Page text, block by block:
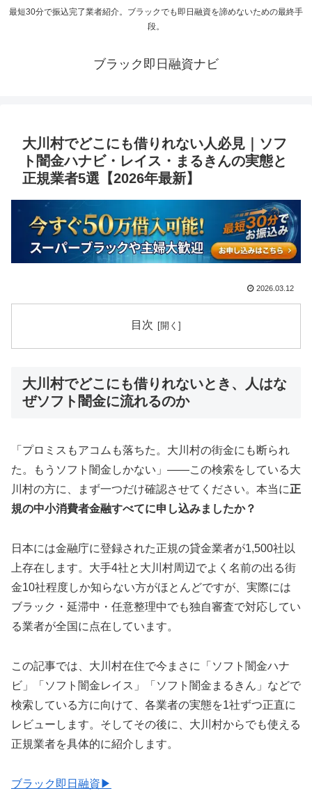
最短30分で振込完了業者紹介。ブラックでも即日融資を諦めないための最終手
段。
ブラック即日融資ナビ
大川村でどこにも借りれない人必見｜ソフ
ト闇金ハナビ・レイス・まるきんの実態と
正規業者5選【2026年最新】
2026.03.12
目次
大川村でどこにも借りれないとき、人はな
ぜソフト闇金に流れるのか
「プロミスもアコムも落ちた。大川村の街金にも断られ
た。もうソフト闇金しかない」——この検索をしている大
川村の方に、まず一つだけ確認させてください。本当に正
規の中小消費者金融すべてに申し込みましたか？
日本には金融庁に登録された正規の貸金業者が1,500社以
上存在します。大手4社と大川村周辺でよく名前の出る街
金10社程度しか知らない方がほとんどですが、実際には
ブラック・延滞中・任意整理中でも独自審査で対応してい
る業者が全国に点在しています。
この記事では、大川村在住で今まさに「ソフト闇金ハナ
ビ」「ソフト闇金レイス」「ソフト闇金まるきん」などで
検索している方に向けて、各業者の実態を1社ずつ正直に
レビューします。そしてその後に、大川村からでも使える
正規業者を具体的に紹介します。
ブラック即日融資▶